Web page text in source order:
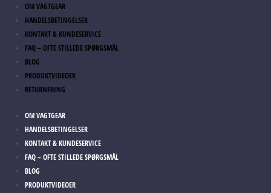
OM VAGTGEAR
HANDELSBETINGELSER
KONTAKT & KUNDESERVICE
FAQ – OFTE STILLEDE SPØRGSMÅL
BLOG
PRODUKTVIDEOER
RETURNERING
OM VAGTGEAR
HANDELSBETINGELSER
KONTAKT & KUNDESERVICE
FAQ – OFTE STILLEDE SPØRGSMÅL
BLOG
PRODUKTVIDEOER